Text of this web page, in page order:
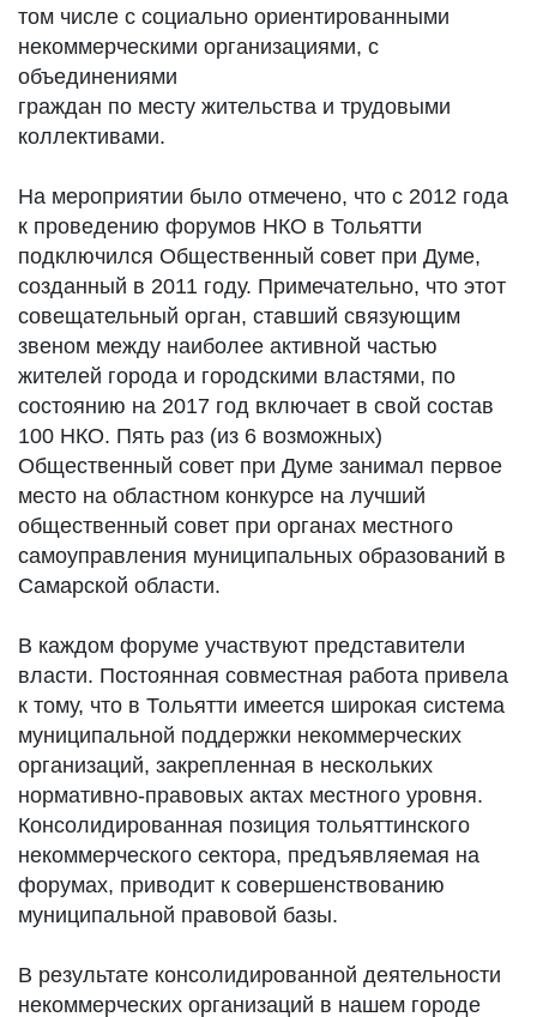
том числе с социально ориентированными
некоммерческими организациями, с
объединениями
граждан по месту жительства и трудовыми
коллективами.
На мероприятии было отмечено, что с 2012 года
к проведению форумов НКО в Тольятти
подключился Общественный совет при Думе,
созданный в 2011 году. Примечательно, что этот
совещательный орган, ставший связующим
звеном между наиболее активной частью
жителей города и городскими властями, по
состоянию на 2017 год включает в свой состав
100 НКО. Пять раз (из 6 возможных)
Общественный совет при Думе занимал первое
место на областном конкурсе на лучший
общественный совет при органах местного
самоуправления муниципальных образований в
Самарской области.
В каждом форуме участвуют представители
власти. Постоянная совместная работа привела
к тому, что в Тольятти имеется широкая система
муниципальной поддержки некоммерческих
организаций, закрепленная в нескольких
нормативно-правовых актах местного уровня.
Консолидированная позиция тольяттинского
некоммерческого сектора, предъявляемая на
форумах, приводит к совершенствованию
муниципальной правовой базы.
В результате консолидированной деятельности
некоммерческих организаций в нашем городе